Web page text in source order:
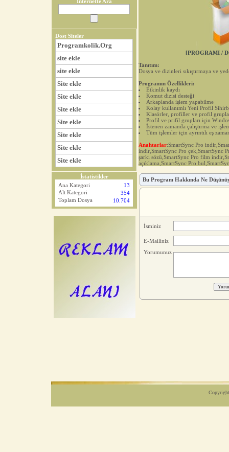
Dost Siteler
Programkolik.Org
site ekle
site ekle
Site ekle
Site ekle
Site ekle
Site ekle
Site ekle
Site ekle
Site ekle
İstatistikler
Ana Kategori
13
Alt Kategori
354
Toplam Dosya 10.704
[PROGRAMI /
Tanıtım:
Dosya ve dizinleri sıkıştırmaya ve
Programın Özellikleri:
Etkinlik kaydı
Komut dizisi desteği
Arkaplanda işlem yapabilme
Kolay kullanımlı Yeni Profil
Klasörler, profiller ve profil
Profil ve prifil grupları için
İstenen zamanda çalıştırma ve
Tüm işlemler için ayrıntılı eş
Anahtarlar:SmartSync Pro
indir,SmartSync Pro çek,SmartSync
şarkı sözü,SmartSync Pro film
açıklama,SmartSync Pro
Bu Program Hakkında Ne
İsminiz
E-Mailiniz
Yorumunuz